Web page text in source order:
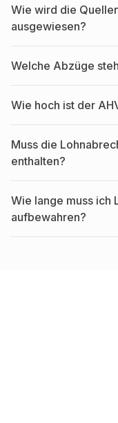
Wie wird die
ausgewiesen?
Welche Abzüge
Wie hoch ist der
Muss die
enthalten?
Wie lange muss ich
aufbewahren?